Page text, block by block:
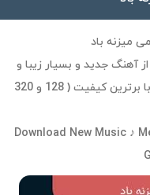
میزنه باد
آهنگ جدید و بسیار زیبا و
متفاوت میزنه باد از میثم ابراهیمی عزیز با برترین کیفیت ( 128 و 320
Download New Music ♪